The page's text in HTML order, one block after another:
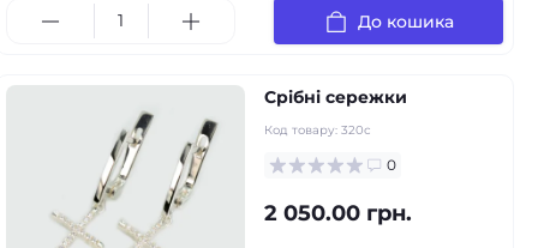
До кошика
Срібні сережки
Код товару: 320с
0
2 050.00 грн.